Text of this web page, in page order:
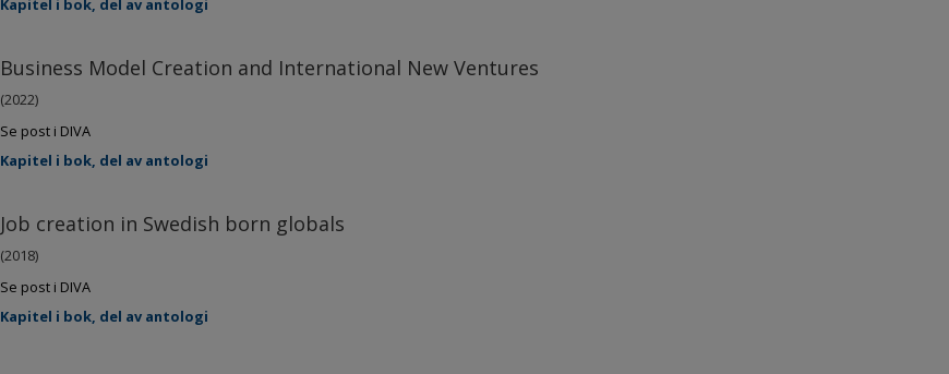
Kapitel i bok, del av antologi
Business Model Creation and International New Ventures
(2022)
Se post i DIVA
Kapitel i bok, del av antologi
Job creation in Swedish born globals
(2018)
Se post i DIVA
Kapitel i bok, del av antologi